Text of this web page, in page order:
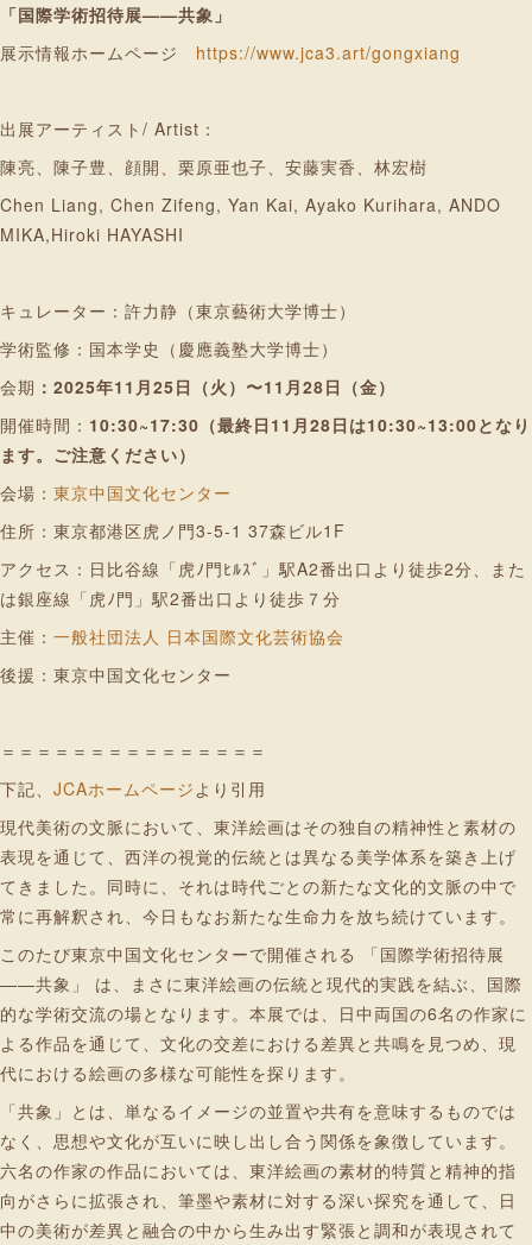
「国際学術招待展——共象」
展示情報ホームページ https://www.jca3.art/gongxiang
出展アーティスト/ Artist：
陳亮、陳子豊、顔開、栗原亜也子、安藤実香、林宏樹
Chen Liang, Chen Zifeng, Yan Kai, Ayako Kurihara, ANDO
MIKA,Hiroki HAYASHI
キュレーター：許力静（東京藝術大学博士）
学術監修：国本学史（慶應義塾大学博士）
会期 ：2025年11月25日（火）〜11月28日（金）
開催時間： 10:30~17:30（最終日11月28日は10:30~13:00となり
ます。ご注意ください）
会場： 東京中国文化センター
住所：東京都港区虎ノ門3-5-1 37森ビル1F
アクセス：日比谷線「虎ﾉ門ﾋﾙｽﾞ」駅A2番出口より徒歩2分、また
は銀座線「虎ﾉ門」駅2番出口より徒歩７分
主催： 一般社団法人 日本国際文化芸術協会
後援：東京中国文化センター
＝＝＝＝＝＝＝＝＝＝＝＝＝＝＝
下記、 JCAホームページ より引用
現代美術の文脈において、東洋絵画はその独自の精神性と素材の
表現を通じて、西洋の視覚的伝統とは異なる美学体系を築き上げ
てきました。同時に、それは時代ごとの新たな文化的文脈の中で
常に再解釈され、今日もなお新たな生命力を放ち続けています。
このたび東京中国文化センターで開催される 「国際学術招待展
——共象」 は、まさに東洋絵画の伝統と現代的実践を結ぶ、国際
的な学術交流の場となります。本展では、日中両国の6名の作家に
よる作品を通じて、文化の交差における差異と共鳴を見つめ、現
代における絵画の多様な可能性を探ります。
「共象」とは、単なるイメージの並置や共有を意味するものでは
なく、思想や文化が互いに映し出し合う関係を象徴しています。
六名の作家の作品においては、東洋絵画の素材的特質と精神的指
向がさらに拡張され、筆墨や素材に対する深い探究を通して、日
中の美術が差異と融合の中から生み出す緊張と調和が表現されて